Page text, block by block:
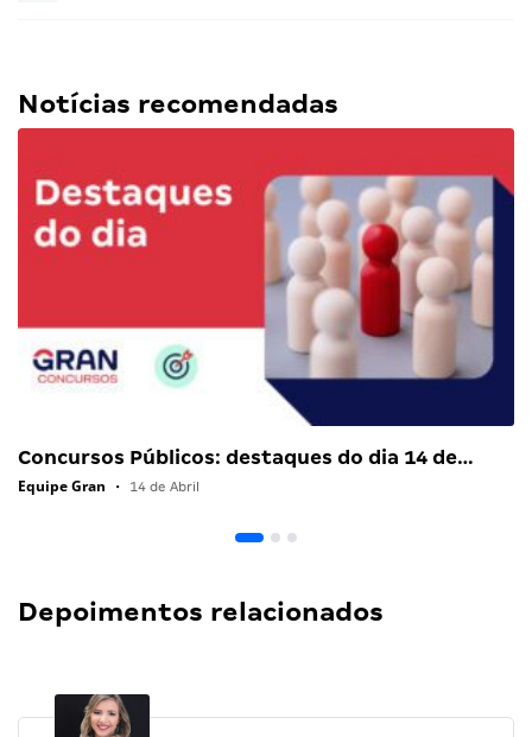
Notícias recomendadas
Concursos Públicos: destaques do dia 14 de…
Equipe Gran • 14 de Abril
Depoimentos relacionados